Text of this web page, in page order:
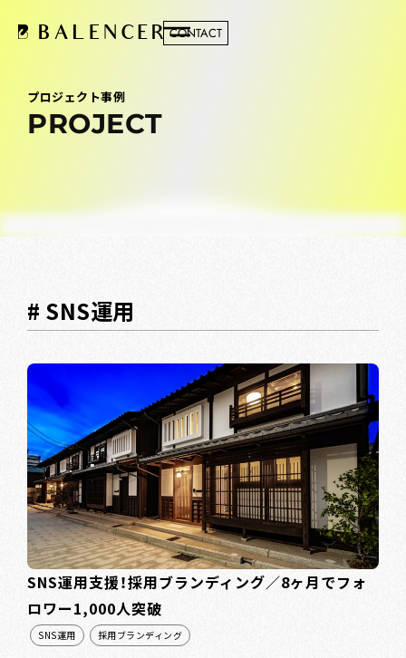
CONTACT
プロジェクト事例
PROJECT
# SNS運用
SNS運用支援！採用ブランディング／8ヶ月でフォ
ロワー1,000人突破
SNS運用 採用ブランディング